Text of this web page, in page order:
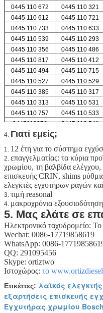
0445 110 672
0445 110 321
0445 110 612
0445 110 721
0445 110 733
0445 110 633
0445 110 539
0445 110 293
0445 110 356
0445 110 486
0445 110 817
0445 110 412
0445 110 494
0445 110 715
0445 110 527
0445 110 529
0445 110 385
0445 110 317
0445 110 313
0445 110 531
0445 110 757
0445 110 533
0445110376
0445 110 541
4. Γιατί εμείς;
1. 12 έτη για το σύστημα
2. επαγγελματίας: τα κύρια
χρωμίου, τη βαλβίδα ελέγχου,
επισκευής CRIN, shims
ελεγκτές εγχυτήρων ραγών
3. τιμή reasonal
4. μακροχρόνια
5. Μας ελάτε σε
Ηλεκτρονικό ταχυδρομείο:
Wechat: 0086-17719858619
WhatsApp: 0086-
QQ: 291095456
Skype: ortiztwo
Ιστοχώρος: το
Ετικέττες: λαϊκός
εξαρτήσεις επισκευής
Εγχυτήρας χρωμίου Bosch